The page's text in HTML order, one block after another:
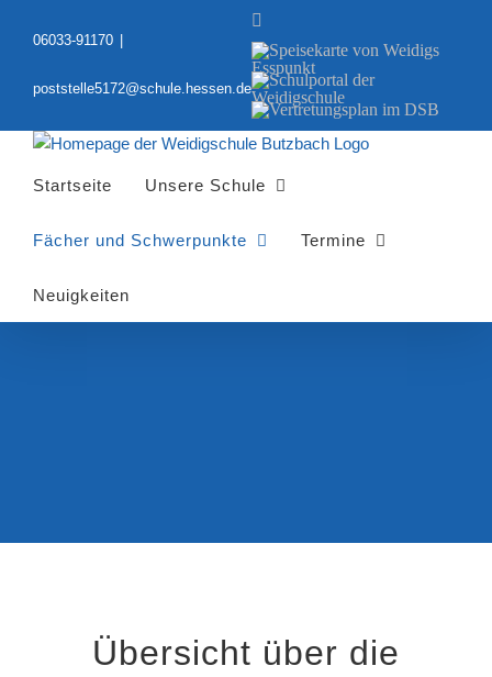
Inhalt06033-91170
poststelle5172@schule.hessen.de
Speisekarte
von
Weidigs
Esspunkt
Schulportal
der
Weidigschule
Vertretungsplan
DSB
Startseite Unsere Schule
Fächer und Schwerpunkte Termine
Neuigkeiten
Übersicht über die